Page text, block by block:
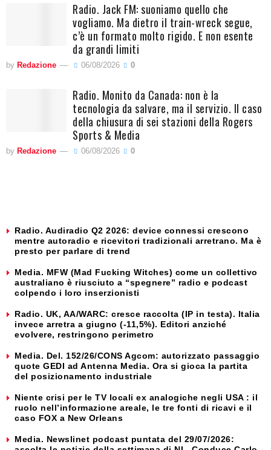
Radio. Jack FM: suoniamo quello che
vogliamo. Ma dietro il train-wreck segue,
c’è un formato molto rigido. E non esente
da grandi limiti
by Redazione 06/08/2026 0
Radio. Monito da Canada: non è la
tecnologia da salvare, ma il servizio. Il caso
della chiusura di sei stazioni della Rogers
Sports & Media
by Redazione 06/08/2026 0
Radio. Audiradio Q2 2026: device connessi crescono
mentre autoradio e ricevitori tradizionali arretrano. Ma è
presto per parlare di trend
Media. MFW (Mad Fucking Witches) come un collettivo
australiano è riusciuto a “spegnere” radio e podcast
colpendo i loro inserzionisti
Radio. UK, AA/WARC: cresce raccolta (IP in testa). Italia
invece arretra a giugno (-11,5%). Editori anziché
evolvere, restringono perimetro
Media. Del. 152/26/CONS Agcom: autorizzato passaggio
quote GEDI ad Antenna Media. Ora si gioca la partita
del posizionamento industriale
Niente crisi per le TV locali ex analogiche negli USA : il
ruolo nell’informazione areale, le tre fonti di ricavi e il
caso FOX a New Orleans
Media. Newslinet podcast puntata del 29/07/2026: